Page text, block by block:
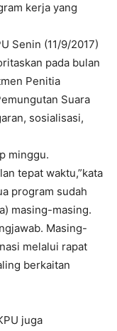
kerja yang
Senin (11/9/2017)
pada bulan
Penitia
Suara
sosialisasi,
minggu.
tepat waktu,”kata
program sudah
masing-masing.
Masing-
melalui rapat
berkaitan
juga